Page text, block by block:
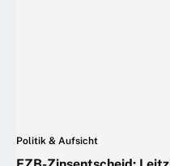
Politik & Aufsicht